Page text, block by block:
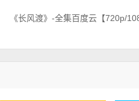
《长风渡》-全集百度云【720p/